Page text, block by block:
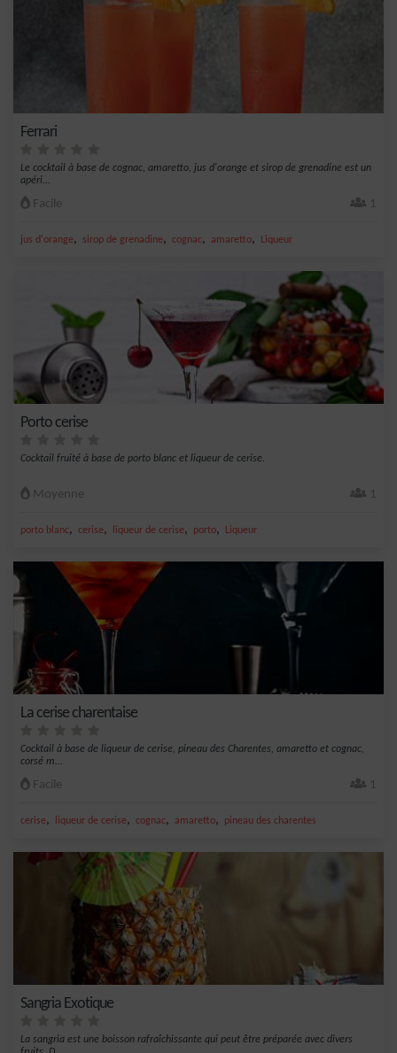
Ferrari
Le cocktail à base de cognac, amaretto, jus d'orange et sirop de grenadine est un
apéri...
Facile 1
jus d'orange, sirop de grenadine, cognac, amaretto, Liqueur
Porto cerise
Cocktail fruité à base de porto blanc et liqueur de cerise.
Moyenne 1
porto blanc, cerise, liqueur de cerise, porto, Liqueur
La cerise charentaise
Cocktail à base de liqueur de cerise, pineau des Charentes, amaretto et cognac,
corsé m...
Facile 1
cerise, liqueur de cerise, cognac, amaretto, pineau des charentes
Sangria Exotique
La sangria est une boisson rafraîchissante qui peut être préparée avec divers